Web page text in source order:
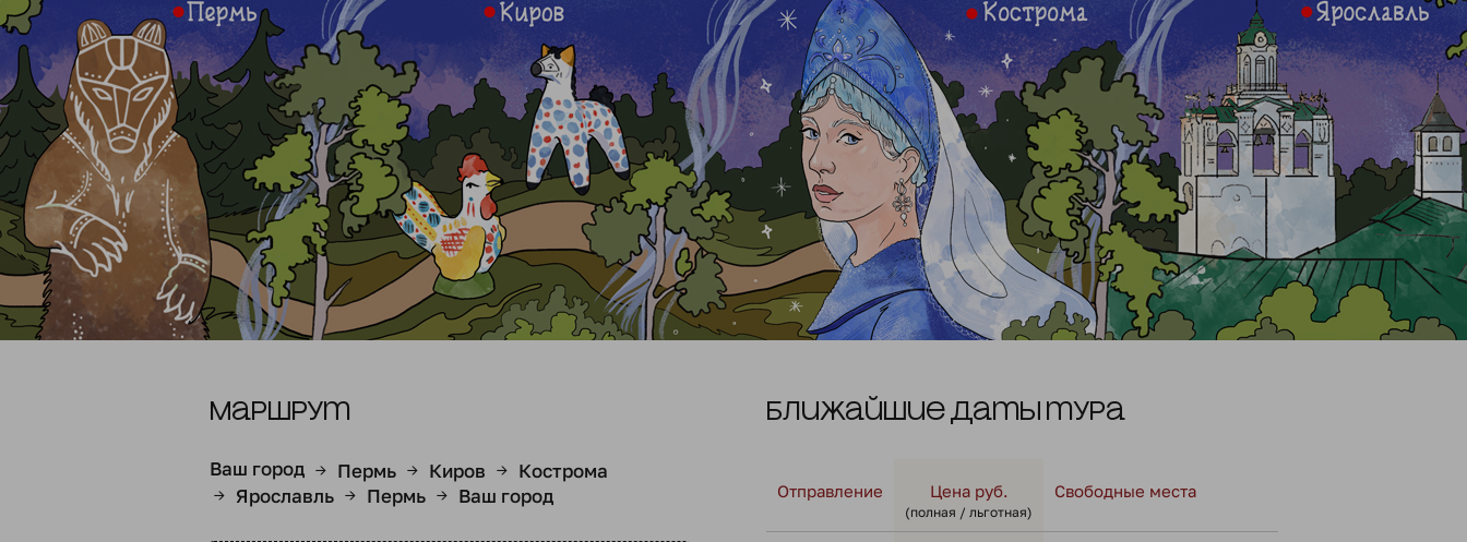
Маршрут
Ваш город → Пермь → Киров → Кострома
→ Ярославль → Пермь → Ваш город
Ближайшие даты тура
Отправление Цена руб.
(полная / льготная)
Свободные места